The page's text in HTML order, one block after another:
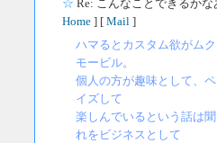
☆ Re: こんなことできるかな
Home ] [ Mail ]
ハマるとカスタム欲がム
モービル。
個人の方が趣味として、
イズして
楽しんでいるという話は
れをビジネスとして